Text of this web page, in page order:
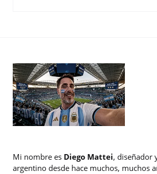
Mi nombre es Diego Mattei, diseñador
argentino desde hace muchos, muchos